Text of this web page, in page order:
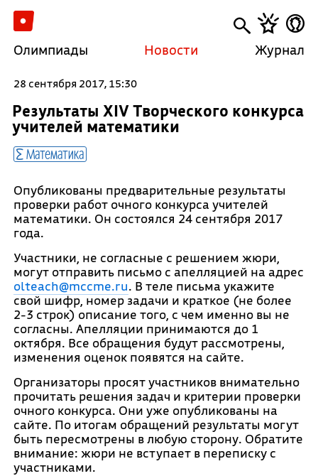
Олимпиады Новости Журнал
28 сентября 2017, 15:30
Результаты XIV Творческого конкурса
учителей математики
Математика
Опубликованы предварительные результаты
проверки работ очного конкурса учителей
математики. Он состоялся 24 сентября 2017
года.
Участники, не согласные с решением жюри,
могут отправить письмо с апелляцией на адрес
olteach@mccme.ru. В теле письма укажите
свой шифр, номер задачи и краткое (не более
2-3 строк) описание того, с чем именно вы не
согласны. Апелляции принимаются до 1
октября. Все обращения будут рассмотрены,
изменения оценок появятся на сайте.
Организаторы просят участников внимательно
прочитать решения задач и критерии проверки
очного конкурса. Они уже опубликованы на
сайте. По итогам обращений результаты могут
быть пересмотрены в любую сторону. Обратите
внимание: жюри не вступает в переписку с
участниками.